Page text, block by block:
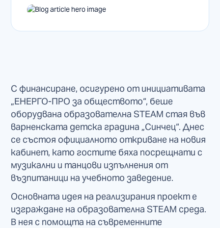
С финансиране, осигурено от инициативата
„ЕНЕРГО-ПРО за обществото“, беше
оборудвана образователна STEAM стая във
варненската детска градина „Синчец“. Днес
се състоя официалното откриване на новия
кабинет, като гостите бяха посрещнати с
музикални и танцови изпълнения от
възпитаници на учебното заведение.
Основната идея на реализирания проект е
изграждане на образователна STEAM среда.
В нея с помощта на съвременните